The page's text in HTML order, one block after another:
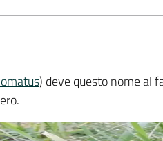
) deve questo nome al